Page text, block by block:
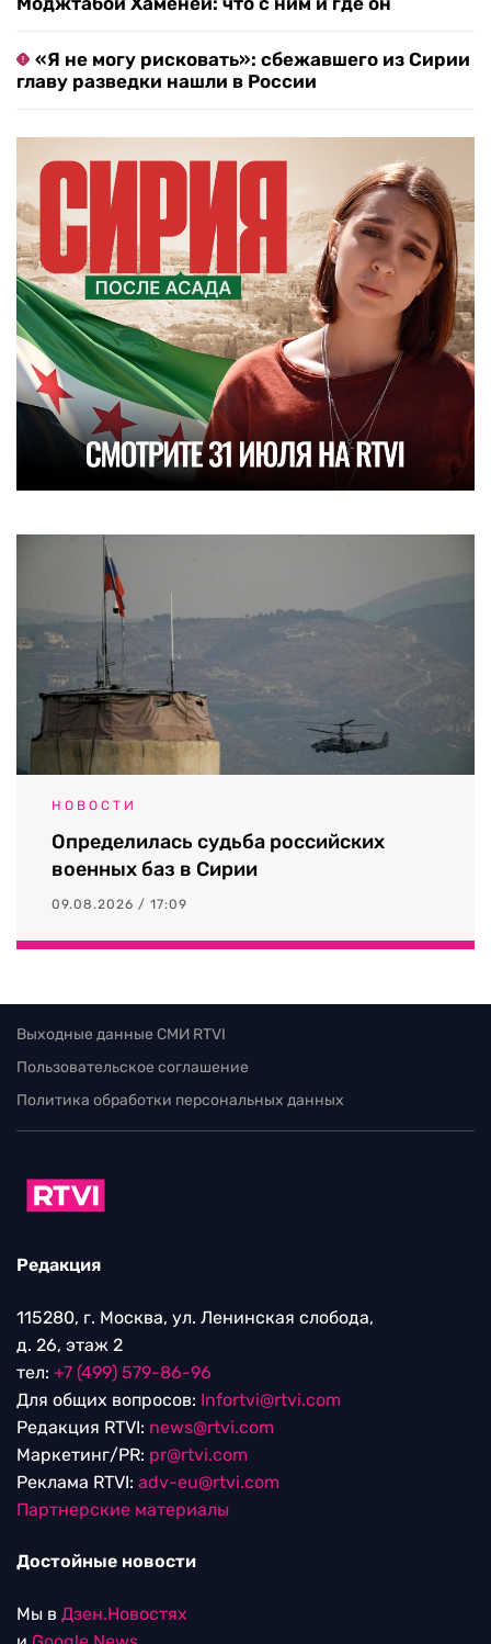
«Я не могу рисковать»: сбежавшего из Сирии
главу разведки нашли в России
НОВОСТИ
Определилась судьба российских
военных баз в Сирии
09.08.2026 / 17:09
Выходные данные СМИ RTVI
Пользовательское соглашение
Политика обработки персональных данных
Редакция
115280, г. Москва, ул. Ленинская слобода,
д. 26, этаж 2
тел: +7 (499) 579-86-96
Для общих вопросов: Infortvi@rtvi.com
Редакция RTVI: news@rtvi.com
Маркетинг/PR: pr@rtvi.com
Реклама RTVI: adv-eu@rtvi.com
Партнерские материалы
Достойные новости
Мы в Дзен.Новостях